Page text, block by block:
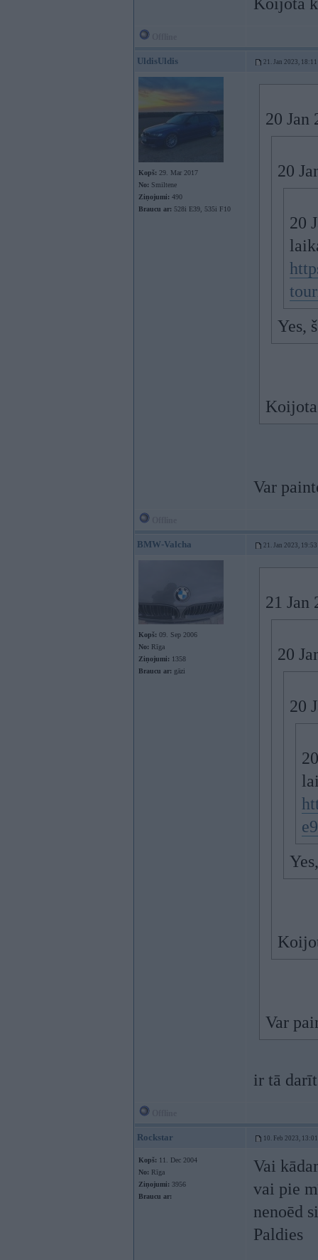
UldisUldis 21. Jan 2023, 18:11
Kopš: 29. Mar 2017
No: Smiltene
Ziņojumi: 490
Braucu ar: 528i E39, 535i F10
20 Jan
20
20
Yes,
Var
BMW-Valcha 21. Jan 2023, 19:53
Kopš: 09. Sep 2006
No: Rīga
Ziņojumi: 1358
Braucu ar: gāzi
21 Jan
20
20
Var
ir tā
Rockstar 10. Feb 2023, 13:01
Kopš: 11. Dec 2004
No: Rīga
Ziņojumi: 3956
Braucu ar:
Vai
vai pie
nenoēd
Paldies